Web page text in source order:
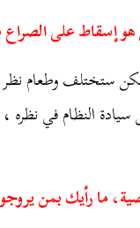
إسقاط على الصراع
ستختلف وطعام
النظام في نظره
ما رأيك بمن